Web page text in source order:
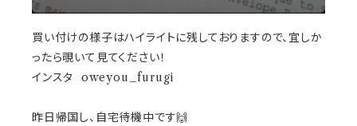
買い付けの様子はハイライトに残しておりますので、宜しか
ったら覗いて見てください！
インスタ oweyou_furugi
昨日帰国し、自宅待機中です🙌